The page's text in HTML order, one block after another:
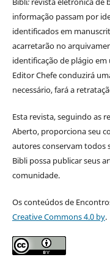
informaçãopassam por
identificados em
acarretarão no
identificação de plágio
Editor Chefe conduzirá
necessário, fará a
Esta revista, seguindo as
Aberto, proporciona seu
autores conservam todos
Bibli possa publicar seus
comunidade.
Os conteúdos de
Creative Commons 4.0 by.